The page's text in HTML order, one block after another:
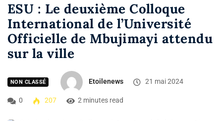
ESU : Le deuxième Colloque
International de l’Université
Officielle de Mbujimayi attendu
sur la ville
NON CLASSÉ Etoilenews 21 mai 2024
0 207 2 minutes read